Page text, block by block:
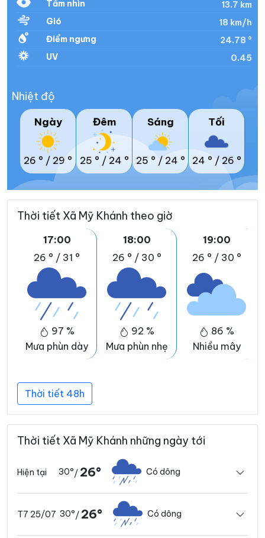
Tầm nhìn
13.7 km
Gió
18 km/h
Điểm ngưng
24.78 °
UV
0.45
Nhiệt độ
Ngày
26 ° / 29 °
Đêm
25 ° / 24 °
Sáng
25 ° / 24 °
Tối
24 ° / 26 °
Thời tiết Xã Mỹ Khánh theo giờ
17:00
26 ° / 31 °
97 %
Mưa phùn dày
18:00
26 ° / 30 °
92 %
Mưa phùn nhẹ
19:00
26 ° / 30 °
86 %
Nhiều mây
Thời tiết 48h
Thời tiết Xã Mỹ Khánh những ngày tới
Hiện tại 30°/ 26° Có dông
T7 25/07 30°/ 26° Có dông